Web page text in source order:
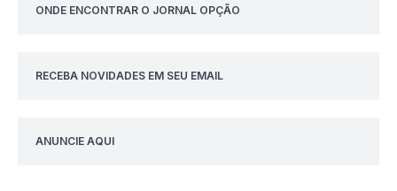
ONDE ENCONTRAR O JORNAL OPÇÃO
RECEBA NOVIDADES EM SEU EMAIL
ANUNCIE AQUI